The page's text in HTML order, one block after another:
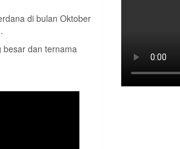
di bulan Oktober
dan ternama